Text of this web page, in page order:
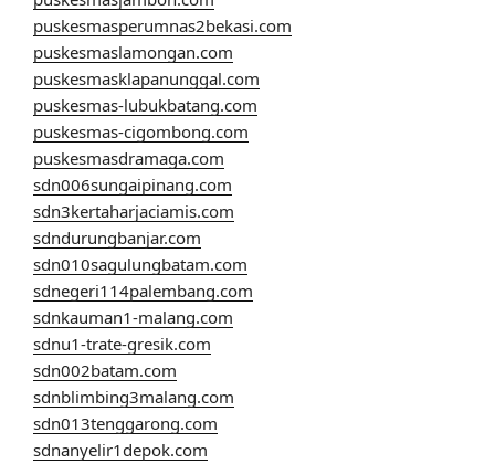
puskesmasperumnas2bekasi.com
puskesmaslamongan.com
puskesmasklapanunggal.com
puskesmas-lubukbatang.com
puskesmas-cigombong.com
puskesmasdramaga.com
sdn006sungaipinang.com
sdn3kertaharjaciamis.com
sdndurungbanjar.com
sdn010sagulungbatam.com
sdnegeri114palembang.com
sdnkauman1-malang.com
sdnu1-trate-gresik.com
sdn002batam.com
sdnblimbing3malang.com
sdn013tenggarong.com
sdnanyelir1depok.com